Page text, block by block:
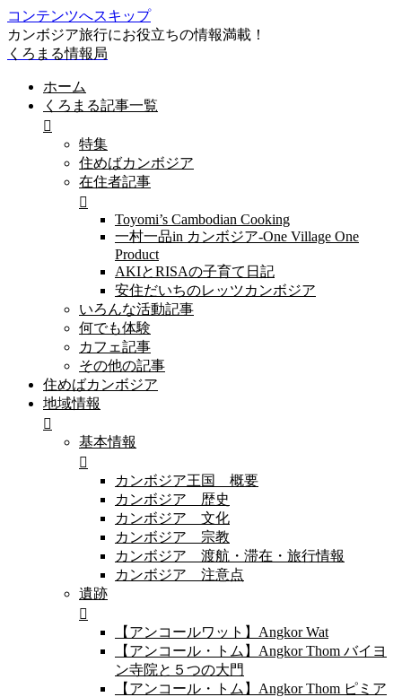
コンテンツへスキップ
カンボジア旅行にお役立ちの情報満載！
くろまる情報局
ホーム
くろまる記事一覧
特集
住めばカンボジア
在住者記事
Toyomi’s Cambodian Cooking
一村一品in カンボジア-One Village One
Product
AKIとRISAの子育て日記
安住だいちのレッツカンボジア
いろんな活動記事
何でも体験
カフェ記事
その他の記事
住めばカンボジア
地域情報
基本情報
カンボジア王国 概要
カンボジア 歴史
カンボジア 文化
カンボジア 宗教
カンボジア 渡航・滞在・旅行情報
カンボジア 注意点
遺跡
【アンコールワット】Angkor Wat
【アンコール・トム】Angkor Thom バイヨ
ン寺院と５つの大門
【アンコール・トム】Angkor Thom ピミア